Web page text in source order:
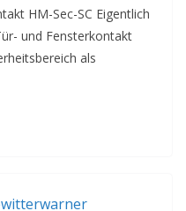
HM-Sec-SC Eigentlich
und Fensterkontakt
als